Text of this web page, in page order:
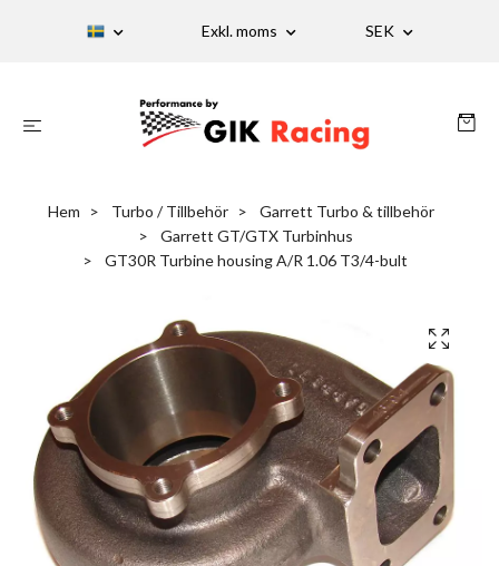
Exkl. moms SEK
Hem Turbo / Tillbehör
Garrett Turbo & tillbehör
Garrett GT/GTX Turbinhus
GT30R Turbine housing A/R 1.06 T3/4-bult